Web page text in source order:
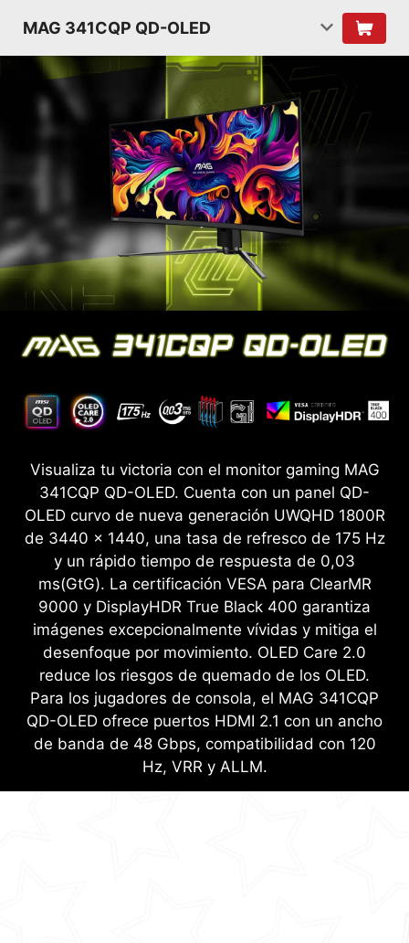
MAG 341CQP QD-OLED
Visualiza tu victoria con el monitor gaming MAG
341CQP QD-OLED. Cuenta con un panel QD-
OLED curvo de nueva generación UWQHD 1800R
de 3440 x 1440, una tasa de refresco de 175 Hz
y un rápido tiempo de respuesta de 0,03
ms(GtG). La certificación VESA para ClearMR
9000 y DisplayHDR True Black 400 garantiza
imágenes excepcionalmente vívidas y mitiga el
desenfoque por movimiento. OLED Care 2.0
reduce los riesgos de quemado de los OLED.
Para los jugadores de consola, el MAG 341CQP
QD-OLED ofrece puertos HDMI 2.1 con un ancho
de banda de 48 Gbps, compatibilidad con 120
Hz, VRR y ALLM.